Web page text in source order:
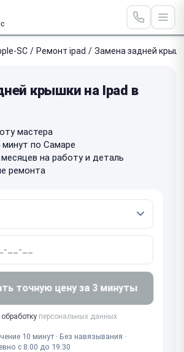
SC / Ремонт ipad / Замена задней
крышки на Ipad в
мастера
по Самаре
месяцев на работу и деталь
ремонта
точную цену за 3 минуты
персональных данных
10 минут · Без навязывания ·
с 8:00 до 19:30